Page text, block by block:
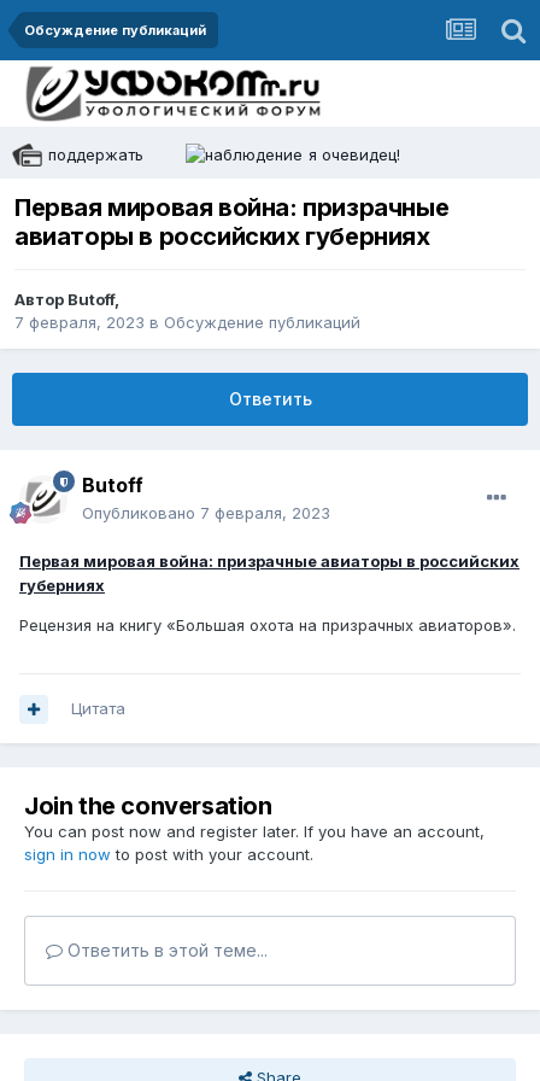
Обсуждение публикаций
поддержать я очевидец!
Первая мировая война: призрачные
авиаторы в российских губерниях
Автор Butoff,
7 февраля, 2023 в Обсуждение публикаций
Ответить
Butoff
Опубликовано 7 февраля, 2023
Первая мировая война: призрачные авиаторы в российских
губерниях
Рецензия на книгу «Большая охота на призрачных авиаторов».
Цитата
Join the conversation
You can post now and register later. If you have an account,
sign in now to post with your account.
Ответить в этой теме...